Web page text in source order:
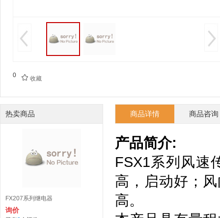
0  收藏
热卖商品
FX207系列继电器
询价
商品详情 商品咨询
产品简介:
FSX1系列风速
高，启动好；
高。